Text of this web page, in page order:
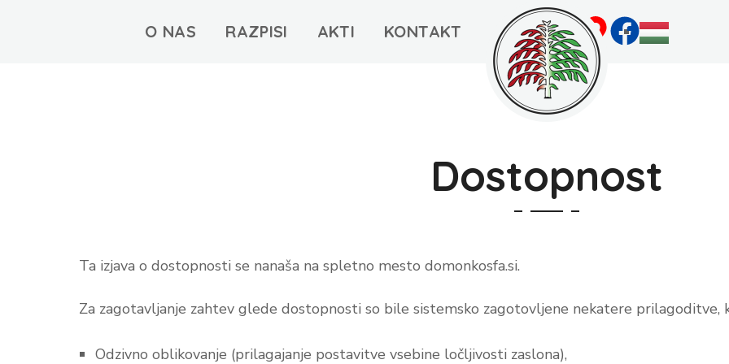
O NAS RAZPISI AKTI KONTAKT
Dostopnost
Ta izjava o dostopnosti se nanaša na spletno mesto domonkosfa.si.
Za zagotavljanje zahtev glede dostopnosti so bile sistemsko zagotovljene nekatere prilagoditve,
Odzivno oblikovanje (prilagajanje postavitve vsebine ločljivosti zaslona),